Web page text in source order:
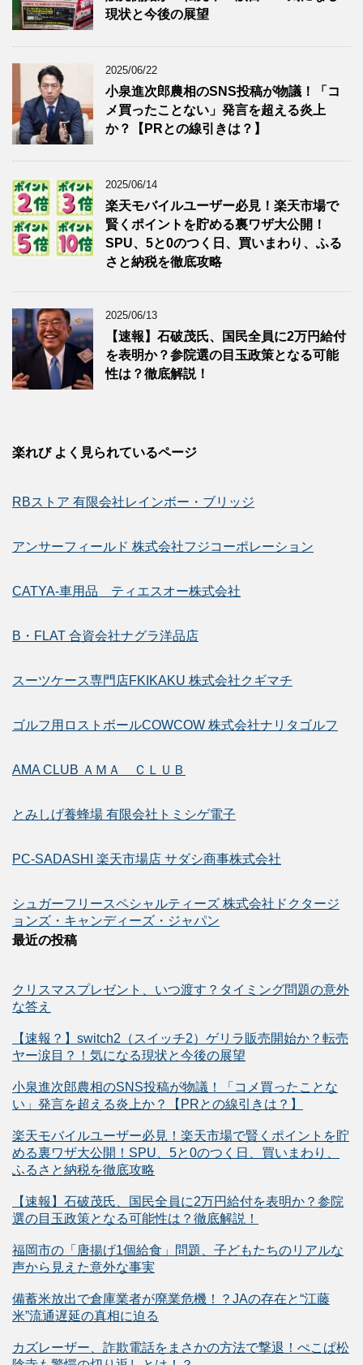
現状と今後の展望
2025/06/22
小泉進次郎農相のSNS投稿が物議！「コ
メ買ったことない」発言を超える炎上
か？【PRとの線引きは？】
2025/06/14
楽天モバイルユーザー必見！楽天市場で
賢くポイントを貯める裏ワザ大公開！
SPU、5と0のつく日、買いまわり、ふる
さと納税を徹底攻略
2025/06/13
【速報】石破茂氏、国民全員に2万円給付
を表明か？参院選の目玉政策となる可能
性は？徹底解説！
楽れび よく見られているページ
RBストア 有限会社レインボー・ブリッジ
アンサーフィールド 株式会社フジコーポレーション
CATYA-車用品 ティエスオー株式会社
B・FLAT 合資会社ナグラ洋品店
スーツケース専門店FKIKAKU 株式会社クギマチ
ゴルフ用ロストボールCOWCOW 株式会社ナリタゴルフ
AMA CLUB ＡＭＡ ＣＬＵＢ
とみしげ養蜂場 有限会社トミシゲ電子
PC-SADASHI 楽天市場店 サダシ商事株式会社
シュガーフリースペシャルティーズ 株式会社ドクタージ
ョンズ・キャンディーズ・ジャパン
最近の投稿
クリスマスプレゼント、いつ渡す？タイミング問題の意外
な答え
【速報？】switch2（スイッチ2）ゲリラ販売開始か？転売
ヤー涙目？！気になる現状と今後の展望
小泉進次郎農相のSNS投稿が物議！「コメ買ったことな
い」発言を超える炎上か？【PRとの線引きは？】
楽天モバイルユーザー必見！楽天市場で賢くポイントを貯
める裏ワザ大公開！SPU、5と0のつく日、買いまわり、
ふるさと納税を徹底攻略
【速報】石破茂氏、国民全員に2万円給付を表明か？参院
選の目玉政策となる可能性は？徹底解説！
福岡市の「唐揚げ1個給食」問題、子どもたちのリアルな
声から見えた意外な事実
備蓄米放出で倉庫業者が廃業危機！？JAの存在と“江藤
米”流通遅延の真相に迫る
カズレーザー、詐欺電話をまさかの方法で撃退！ぺこぱ松